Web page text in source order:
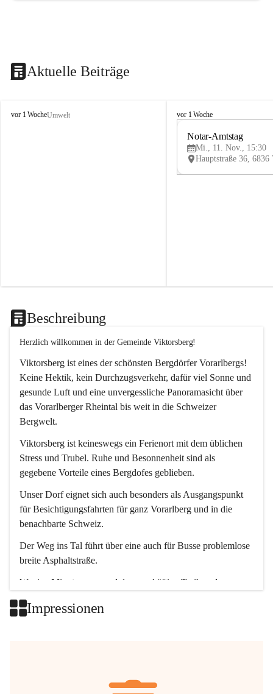
Aktuelle Beiträge
V
vor 1 WocheUmwelt
V
vor 1 Woche
Notar-Amtstag
Mi., 11. Nov., 15:30
Beschreibung
Herzlich willkommen in der Gemeinde Viktorsberg!
Viktorsberg ist eines der schönsten Bergdörfer Vorarlbergs!
Keine Hektik, kein Durchzugsverkehr, dafür viel Sonne und
gesunde Luft und eine unvergessliche Panoramasicht über
das Vorarlberger Rheintal bis weit in die Schweizer
Bergwelt.
Viktorsberg ist keineswegs ein Ferienort mit dem üblichen
Stress und Trubel. Ruhe und Besonnenheit sind als
gegebene Vorteile eines Bergdofes geblieben.
Unser Dorf eignet sich auch besonders als Ausgangspunkt
für Besichtigungsfahrten für ganz Vorarlberg und in die
benachbarte Schweiz.
Der Weg ins Tal führt über eine auch für Busse problemlose
breite Asphaltstraße.
Wenige Minuten nur, und das geschäftige Treiben der
Impressionen